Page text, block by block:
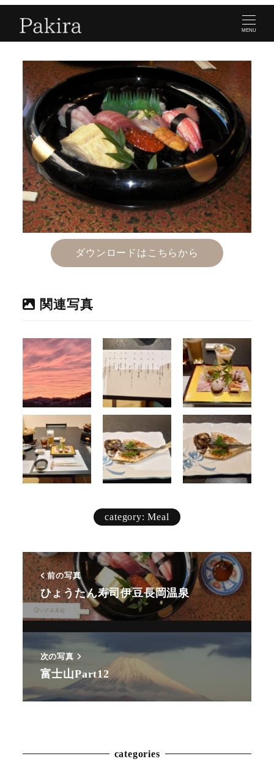
Animal
Insect
MENU
ダウンロードはこちらから
関連写真
category: Meal
前の写真
ひょうたん寿司伊豆長岡温泉
次の写真
富士山Part12
categories